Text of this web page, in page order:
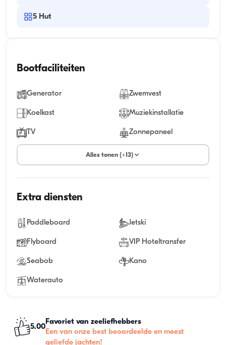
5 Hut
Bootfaciliteiten
Generator Zwemvest
Koelkast Muziekinstallatie
TV Zonnepaneel
Alles tonen (+13)
Extra diensten
Paddleboard Jetski
Flyboard VIP Hoteltransfer
Seabob Kano
Waterauto
5.00
Favoriet van zeeliefhebbers
Een van onze best beoordeelde en meest
geliefde jachten!